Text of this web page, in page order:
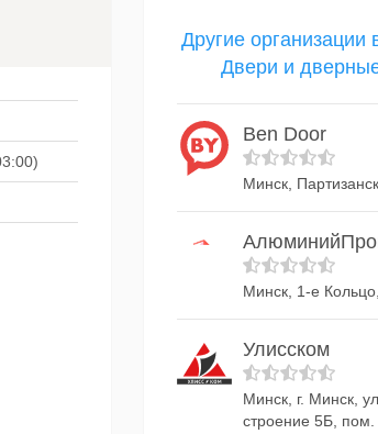
Другие организации
Двери и
Ben Door
Минск,
Минск, 1-е
Улисском
Минск, г. Минск,
строение 5Б,